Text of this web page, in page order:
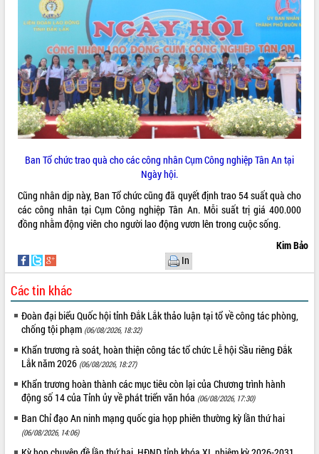
Ban Tổ chức trao quà cho các công nhân Cụm Công nghiệp Tân An tại
Ngày hội.
Cũng nhân dịp này, Ban Tổ chức cũng đã quyết định trao 54 suất quà cho
các công nhân tại Cụm Công nghiệp Tân An. Mỗi suất trị giá 400.000
đồng nhằm động viên cho người lao động vươn lên trong cuộc sống.
Kim Bảo
In
Các tin khác
Đoàn đại biểu Quốc hội tỉnh Đắk Lắk thảo luận tại tổ về công tác phòng,
chống tội phạm (06/08/2026, 18:32)
Khẩn trương rà soát, hoàn thiện công tác tổ chức Lễ hội Sầu riêng Đắk
Lắk năm 2026 (06/08/2026, 18:27)
Khẩn trương hoàn thành các mục tiêu còn lại của Chương trình hành
động số 14 của Tỉnh ủy về phát triển văn hóa (06/08/2026, 17:30)
Ban Chỉ đạo An ninh mạng quốc gia họp phiên thường kỳ lần thứ hai
(06/08/2026, 14:06)